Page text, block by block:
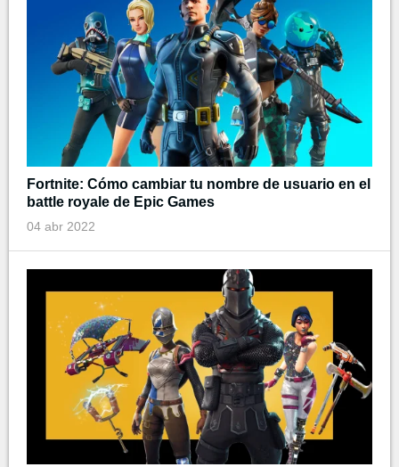
Fortnite: Cómo cambiar tu nombre de usuario en el
battle royale de Epic Games
04 abr 2022